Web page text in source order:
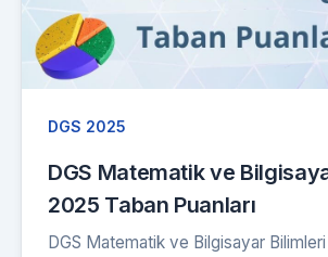
DGS 2025
DGS Matematik ve
2025 Taban Puanları
DGS Matematik ve Bilgisayar